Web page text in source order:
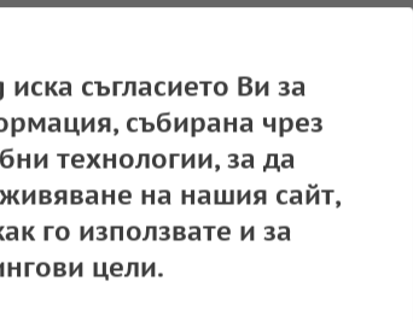
„Войната за розето“
09:32, 17.06.2023
съгласието Ви за
събирана чрез
технологии, за да
на нашия сайт,
го използвате и за
цели.